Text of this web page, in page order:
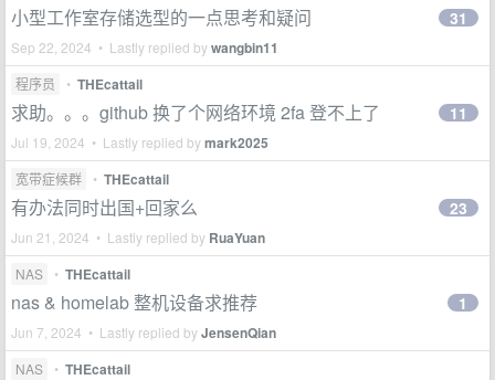
小型工作室存储选型的一点思考和疑问
Sep 22, 2024 • Lastly replied bywangbin11
31
程序员 • THEcattail
求助。。。github 换了个网络环境 2fa 登不上了
Jul 19, 2024 • Lastly replied bymark2025
11
宽带症候群 • THEcattail
有办法同时出国+回家么
Jun 21, 2024 • Lastly replied by RuaYuan
23
NAS • THEcattail
nas & homelab 整机设备求推荐
Jun 7, 2024 • Lastly replied byJensenQian
1
NAS • THEcattail